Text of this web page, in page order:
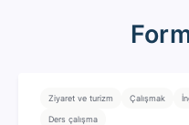
Ziyaret ve turizm Çalışmak
Ders çalışma